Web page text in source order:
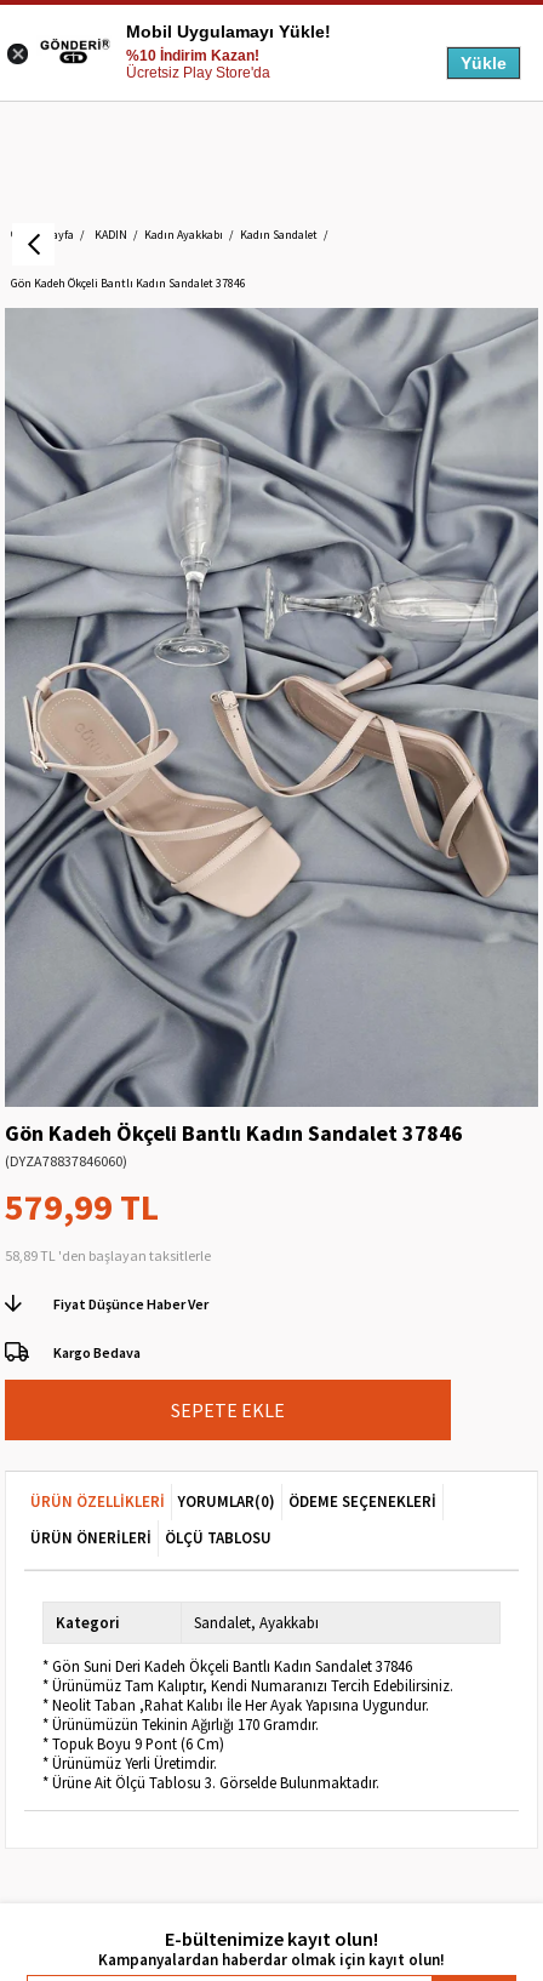
Anasayfa KADIN Kadın Ayakkabı Kadın Sandalet
Gön Kadeh Ökçeli Bantlı Kadın Sandalet 37846
Gön Kadeh Ökçeli Bantlı Kadın Sandalet 37846
(DYZA78837846060)
579,99 TL
58,89 TL 'den başlayan taksitlerle
Fiyat Düşünce Haber Ver
Kargo Bedava
ÜRÜN ÖZELLIKLERI YORUMLAR(0)
ÖDEME SEÇENEKLERI
ÜRÜN ÖNERILERI
ÖLÇÜ TABLOSU
Kategori Sandalet Ayakkabı
* Gön Suni Deri Kadeh Ökçeli Bantlı Kadın Sandalet 37846
* Ürünümüz Tam Kalıptır, Kendi Numaranızı Tercih Edebilirsiniz.
* Neolit Taban ,Rahat Kalıbı İle Her Ayak Yapısına Uygundur.
* Ürünümüzün Tekinin Ağırlığı 170 Gramdır.
* Topuk Boyu 9 Pont (6 Cm)
* Ürünümüz Yerli Üretimdir.
* Ürüne Ait Ölçü Tablosu 3. Görselde Bulunmaktadır.
E-bültenimize kayıt olun!
Mobil Uygulamayı Yükle!
%10 İndirim Kazan!
Ücretsiz Play Store'da
Yükle